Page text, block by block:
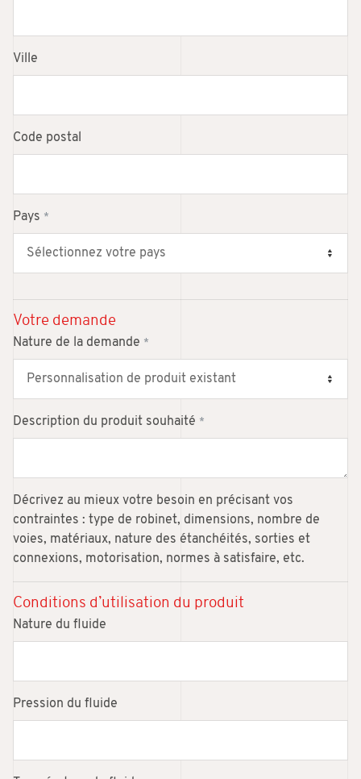
Ville
Code postal
Pays *
Votre demande
Nature de la demande *
Description du produit souhaité *
Décrivez au mieux votre besoin en précisant vos
contraintes : type de robinet, dimensions, nombre de
voies, matériaux, nature des étanchéités, sorties et
connexions, motorisation, normes à satisfaire, etc.
Conditions d’utilisation du produit
Nature du fluide
Pression du fluide